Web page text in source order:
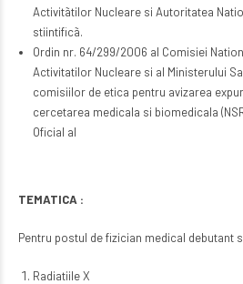
Activitãtilor Nucleare si Autoritatea
stiintificã.
Ordin nr. 64/299/2006 al Comisiei
Activitatilor Nucleare si al Ministerului
comisiilor de etica pentru avizarea
cercetarea medicala si biomedicala
Oficial al
TEMATICA :
Pentru postul de fizician medical debutant
Radiatiile X